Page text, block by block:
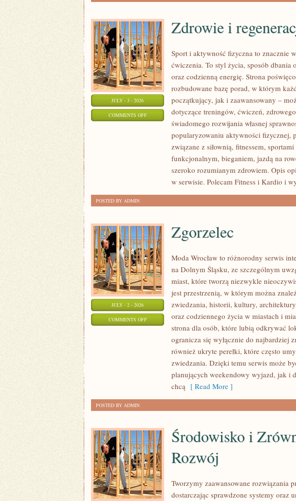
JULY - 3 - 2026
COMMENTS OFFON
REGENERACJA
Zdrowie i
Sport i aktywność fizyczna to znacznie
ćwiczenia. To styl życia, sposób dbania
oraz codzienną energię. Strona
rozbudowane bazę porad, w którym
początkujący, jak i zaawansowany –
dotyczące treningów, ćwiczeń,
świadomego rozwijania własnej
popularyzowaniu aktywności fizycznej,
związane z siłownią, fitnessem,
funkcjonalnym, bieganiem, jazdą na
szeroko rozumianym zdrowiem. Opis
w serwisie. Polecam Fitness i Kardio i
POSTED BY ADMIN
JULY - 2 - 2026
COMMENTS OFFON
ZGORZELEC
Zgorzelec
Moda Wrocław to różnorodny serwis
na Dolnym Śląsku, ze szczególnym
miast, które tworzą niezwykle
jest przestrzenią, w którym można
zwiedzania, historii, kultury,
oraz codziennego życia w miastach i
strona dla osób, które lubią odkrywać
ogranicza się wyłącznie do najbardziej
również ukryte perełki, które często
zwiedzania. Dzięki temu serwis może
planujących weekendowy wyjazd, jak i
chcą [ Read More ]
POSTED BY ADMIN
Środowisko i
Rozwój
Tworzymy zaawansowane rozwiązania
dostarczając sprawdzone systemy oraz